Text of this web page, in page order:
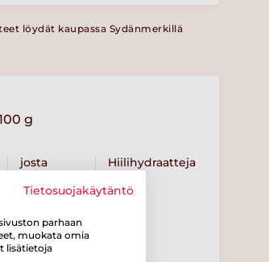
löydät kaupassa Sydänmerkillä
g
josta
tyydyttynyttä
rasvaa
Hiilihydraatteja
Proteiinia
12 g
Tietosuojakäytäntö
parhaan
muokata omia
lisätietoja